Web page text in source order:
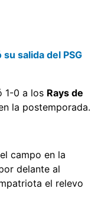
salida del PSG
1-0 a los Rays de
la postemporada.
campo en la
delante al
el relevo